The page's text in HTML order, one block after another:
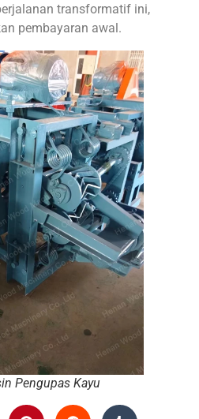
transformatif ini,
pembayaran awal.
Pengupas Kayu